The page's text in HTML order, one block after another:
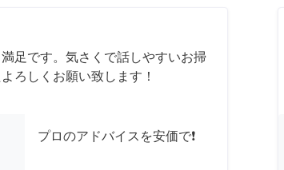
足です。気さくで話しやすいお掃
ろしくお願い致します！
プロのアドバイスを安価で❗